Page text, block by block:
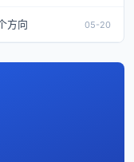
方向 05-20